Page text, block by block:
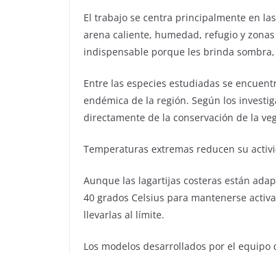
El trabajo se centra principalmente en
arena caliente, humedad, refugio y
indispensable porque les brinda
Entre las especies estudiadas se
endémica de la región. Según los
directamente de la conservación de la
Temperaturas extremas reducen su
Aunque las lagartijas costeras están
40 grados Celsius para mantenerse
llevarlas al límite.
Los modelos desarrollados por el